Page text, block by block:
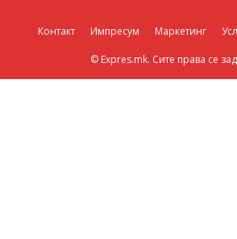
Контакт Импресум Маркетинг
© Expres.mk. Сите права се